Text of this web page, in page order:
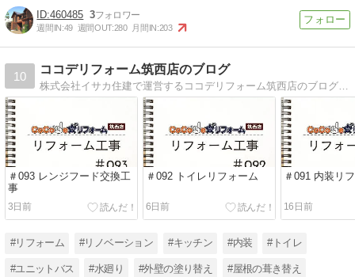
460485 3
週間IN:49 週間OUT:280 月間IN:203
10
ココデリフォーム筑西店のブログ
株式会社イサカ住建で運営するココデリフォーム筑西店のブログです。リフォーム現場の様子や日々の出来事の他、イベントのご案内や助成金などのお得な情報もアップしています。
＃093 レンジフード交換工
事
3日前
＃092 トイレリフォーム
6日前
＃091 内装リ
16日前
#リフォーム #リノベーション #キッチン #内装 #トイレ
#ユニットバス #水廻り #外壁の塗り替え #屋根の葺き替え